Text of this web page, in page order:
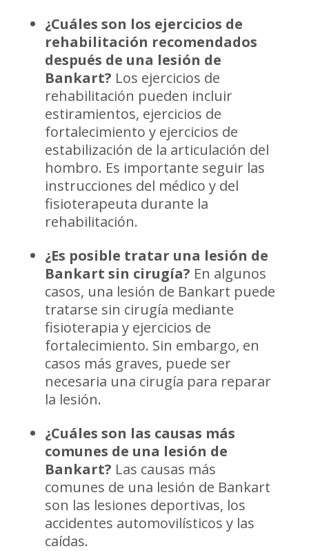
¿Cuáles son los ejercicios de
rehabilitación recomendados
después de una lesión de
Bankart? Los ejercicios de
rehabilitación pueden incluir
estiramientos, ejercicios de
fortalecimiento y ejercicios de
estabilización de la articulación del
hombro. Es importante seguir las
instrucciones del médico y del
fisioterapeuta durante la
rehabilitación.
¿Es posible tratar una lesión de
Bankart sin cirugía? En algunos
casos, una lesión de Bankart puede
tratarse sin cirugía mediante
fisioterapia y ejercicios de
fortalecimiento. Sin embargo, en
casos más graves, puede ser
necesaria una cirugía para reparar
la lesión.
¿Cuáles son las causas más
comunes de una lesión de
Bankart? Las causas más
comunes de una lesión de Bankart
son las lesiones deportivas, los
accidentes automovilísticos y las
caídas.